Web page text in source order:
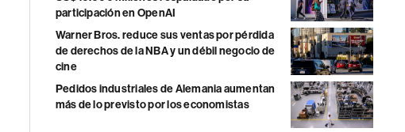
participación en OpenAI
Warner Bros. reduce sus ventas por pérdida
de derechos de la NBA y un débil negocio de
cine
Pedidos industriales de Alemania aumentan
más de lo previsto por los economistas